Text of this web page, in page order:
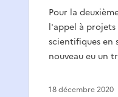
Pour la
l'appel à
scientifiques en
nouveau eu un
18 décembre 2020